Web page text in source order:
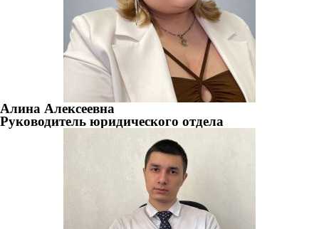
Алина Алексеевна
Руководитель юридического отдела